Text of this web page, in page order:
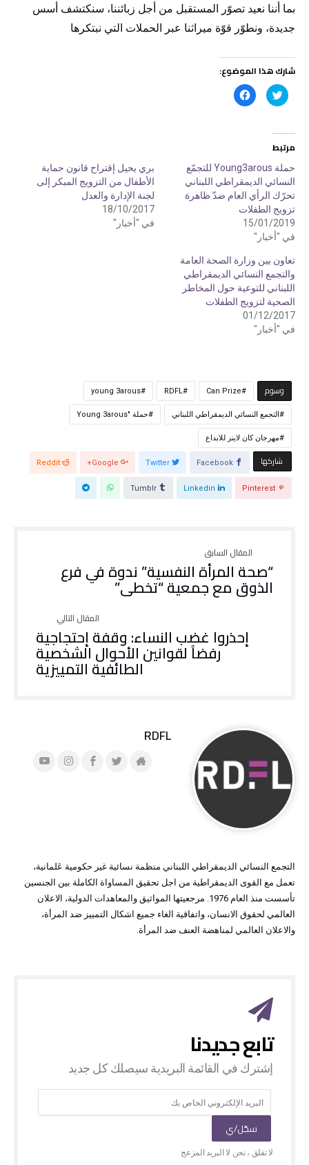
بما أننا نعيد تصوّر المستقبل من أجل زبائننا، سنكتشف أسس
جديدة، ونطوّر قوّة ميراثنا عبر الحملات التي نبتكرها
شارك هذا الموضوع:
ض
ر
ة
ع
ل
ى
و
ي
ت
(
ف
ت
ح
ف
ي
ن
ا
ف
ذ
ة
)
ن
ر
ك
ة
ع
ل
ك
(
ف
ت
ح
ف
ي
د
ة
)
مرتبط
حملة Young3arous للتجمّع
النسائي الديمقراطي اللبناني
تحرّك الرأي العام ضدّ ظاهرة
تزويج الطفلات
15/01/2019
في "أخبار"
بري يحيل إقتراح قانون حماية
الأطفال من التزويج المبكر إلى
لجنة الإدارة والعدل
18/10/2017
في "أخبار"
تعاون بين وزارة الصحة العامة
والتجمع النسائي الديمقراطي
اللبناني للتوعية حول المخاطر
الصحية لتزويج الطفلات
01/12/2017
في "أخبار"
‫‫‫‫وسوم‬ Can Prize
RDFL
young 3arous
التجمع النسائي الديمقراطي اللبناني حملة "Young 3arous
مهرجان كان لاينز للابداع
‫‫ شاركها‬ Facebook
Twitter
Google+
Reddit
Pinterest
Linkedin
Tumblr
“صحة المرأة النفسية” ندوة في فرع
الذوق مع جمعية “تخطى”
إحذروا غضب النساء: وقفة إحتجاجية
رفضاً لقوانين الأحوال الشخصية
الطائفية التمييزية
RDFL
التجمع النسائي الديمقراطي اللبناني منظمة نسائية غير حكومية عَلمانية،
تعمل مع القوى الديمقراطية من اجل تحقيق المساواة الكاملة بين الجنسين
تأسست منذ العام 1976. مرجعيتها المواثيق والمعاهدات الدولية، الاعلان
العالمي لحقوق الانسان، واتفاقية الغاء جميع اشكال التمييز ضد المرأة،
والاعلان العالمي لمناهضة العنف ضد المرأة.